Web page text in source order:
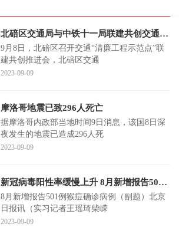
北碚区交通局与中铁十一局联建共创交通“清廉工程示范点”
9月8日，北碚区召开交通“清廉工程示范点”联
建共创推进会，北碚区交通
2023-09-09
摩洛哥地震已致296人死亡
据摩洛哥内政部当地时间9日消息，该国8日深
夜发生的地震已造成296人死
2023-09-09
新冠病毒阳性率缓慢上升 8月新增报告501例猴痘确诊病例
8月新增报告501例猴痘确诊病例（副题）北京
日报讯（实习记者王瑶琦柴嵘
2023-09-09